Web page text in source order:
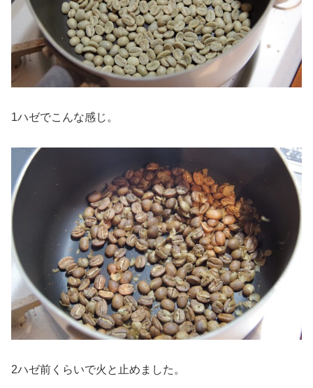
1ハゼでこんな感じ。
2ハゼ前くらいで火と止めました。